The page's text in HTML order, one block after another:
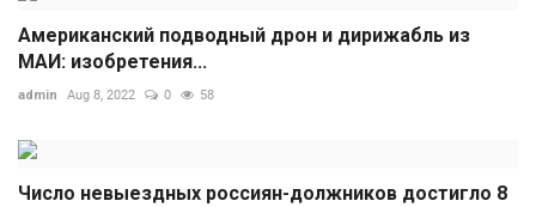
Американский подводный дрон и дирижабль из
МАИ: изобретения...
admin Aug 8, 2022 0 58
Число невыездных россиян-должников достигло 8